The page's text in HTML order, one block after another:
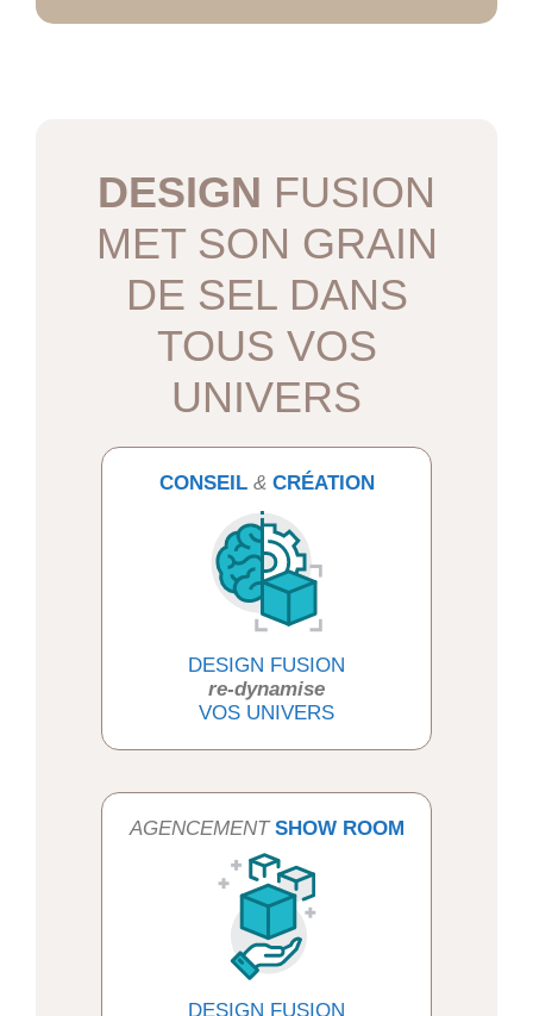
DESIGN FUSION
MET SON GRAIN
DE SEL DANS
TOUS VOS
UNIVERS
CONSEIL & CRÉATION
DESIGN FUSION
re-dynamise
VOS UNIVERS
AGENCEMENT SHOW ROOM
DESIGN FUSION